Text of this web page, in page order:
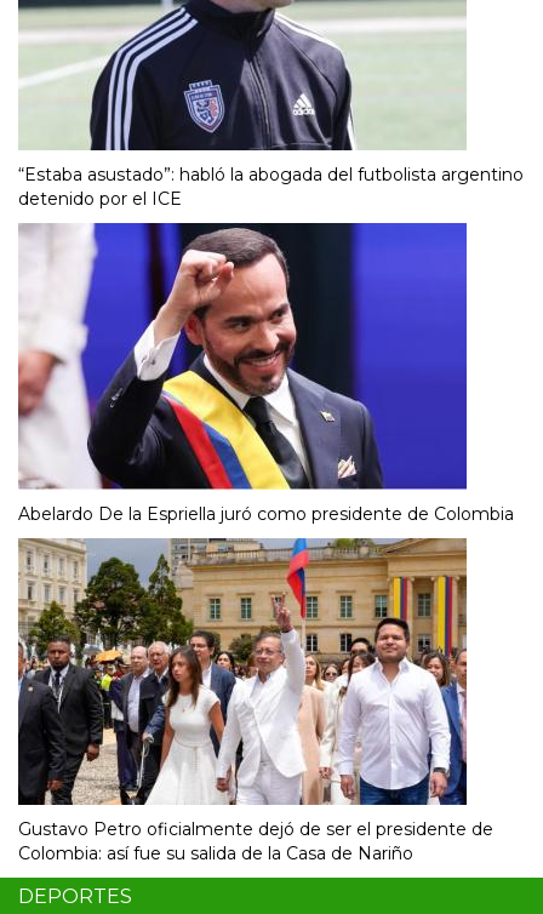
“Estaba asustado”: habló la abogada del futbolista argentino
detenido por el ICE
Abelardo De la Espriella juró como presidente de Colombia
Gustavo Petro oficialmente dejó de ser el presidente de
Colombia: así fue su salida de la Casa de Nariño
DEPORTES